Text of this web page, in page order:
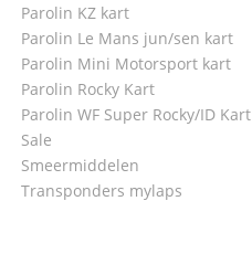
Parolin KZ kart
Parolin Le Mans jun/sen kart
Parolin Mini Motorsport kart
Parolin Rocky Kart
Parolin WF Super Rocky/ID Kart
Sale
Smeermiddelen
Transponders mylaps